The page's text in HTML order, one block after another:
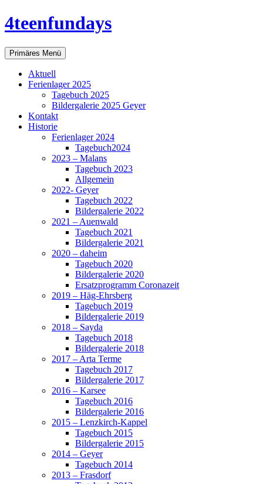
Zum
Inhalt
4teenfundays
Suchen
Primäres Menü
Aktuell
Ferienlager 2025
Tagebuch 2025
Bildergalerie 2025 Geyer
Kontakt
Historie
Ferienlager 2024
Tagebuch2024
2023 – Malans
Tagebuch 2023
Allgemein
2022- Geyer
Tagebuch 2022
Bildergalerie 2022
2021 – Auenwald
Tagebuch 2021
Bildergalerie 2021
2020 – daheim
Tagebuch 2020
Bildergalerie 2020
Ersatzprogramm Coronazeit
2019 – Häg-Ehrsberg
Tagebuch 2019
Bildergalerie 2019
2018 – Sayda
Tagebuch 2018
Bildergalerie 2018
2017 – Arta Terme
Tagebuch 2017
Bildergalerie 2017
2016 – Karsee
Tagebuch 2016
Bildergalerie 2016
2015 – Lenzkirch-Kappel
Tagebuch 2015
Bildergalerie 2015
2014 – Geyer
Tagebuch 2014
2013 – Frasdorf